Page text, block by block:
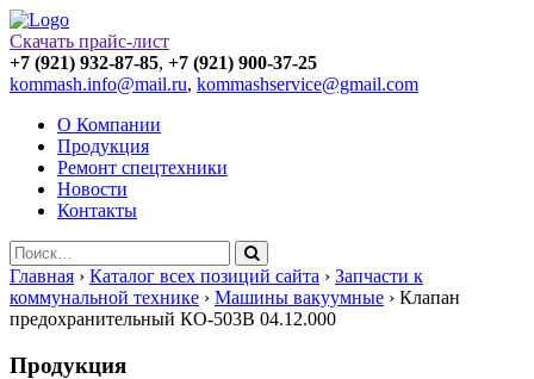
Скачать прайс-лист
+7 (921) 932-87-85, +7 (921) 900-37-25
kommash.info@mail.ru, kommashservice@gmail.com
О Компании
Продукция
Ремонт спецтехники
Новости
Контакты
Главная › Каталог всех позиций сайта › Запчасти к
коммунальной технике › Машины вакуумные › Клапан
предохранительный КО-503В 04.12.000
Продукция